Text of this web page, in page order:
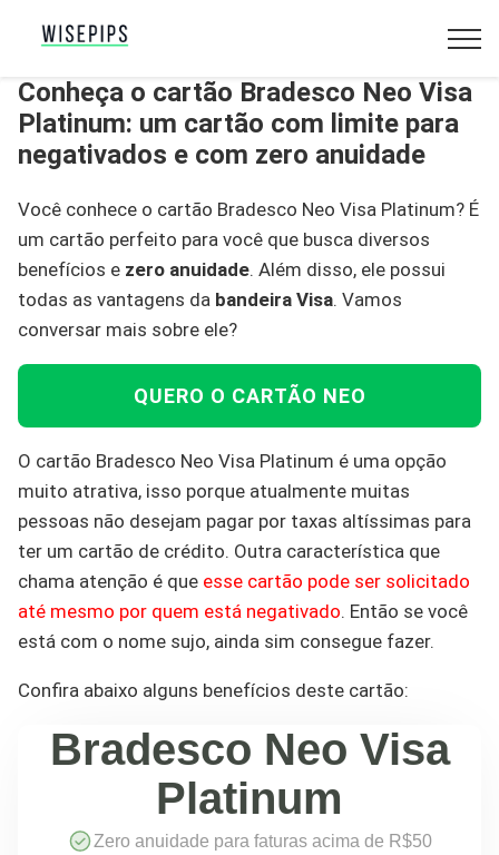
Conheça o cartão Bradesco Neo Visa
Platinum: um cartão com limite para
negativados e com zero anuidade
Você conhece o cartão Bradesco Neo Visa Platinum? É
um cartão perfeito para você que busca diversos
benefícios e zero anuidade. Além disso, ele possui
todas as vantagens da bandeira Visa. Vamos
conversar mais sobre ele?
QUERO O CARTÃO NEO
O cartão Bradesco Neo Visa Platinum é uma opção
muito atrativa, isso porque atualmente muitas
pessoas não desejam pagar por taxas altíssimas para
ter um cartão de crédito. Outra característica que
chama atenção é que esse cartão pode ser solicitado
até mesmo por quem está negativado. Então se você
está com o nome sujo, ainda sim consegue fazer.
Confira abaixo alguns benefícios deste cartão:
Bradesco Neo Visa
Platinum
Zero anuidade para faturas acima de R$50